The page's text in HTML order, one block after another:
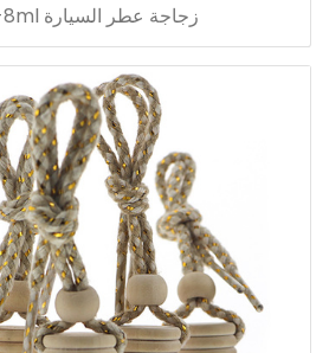
زجاجة عطر السيارة hl5002-8ml